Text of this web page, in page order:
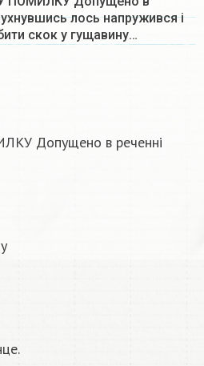
лось напружився і
скок у гущавину…
Допущено в реченні